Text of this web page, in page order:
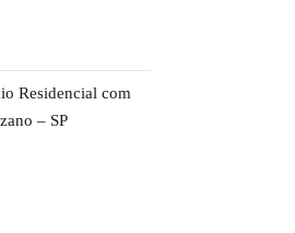
Residencial com
– SP